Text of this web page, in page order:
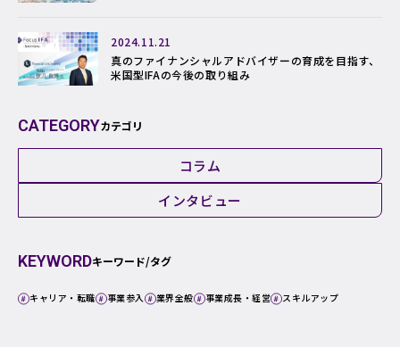
2024.11.21
真のファイナンシャルアドバイザーの育成を目指す、
米国型IFAの今後の取り組み
CATEGORYカテゴリ
コラム
インタビュー
KEYWORDキーワード/タグ
キャリア・転職 事業参入 業界全般 事業成長・経営 スキルアップ